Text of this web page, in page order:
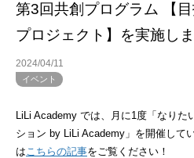
第3回共創プログラム 【
プロジェクト】を実施しま
2024/04/11
イベント
LiLi Academy では、月に1度「なりた
ション by LiLi Academy」を開催して
はこちらの記事をご覧ください！